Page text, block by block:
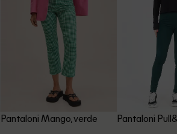
Pantaloni Mango, verde Pantaloni